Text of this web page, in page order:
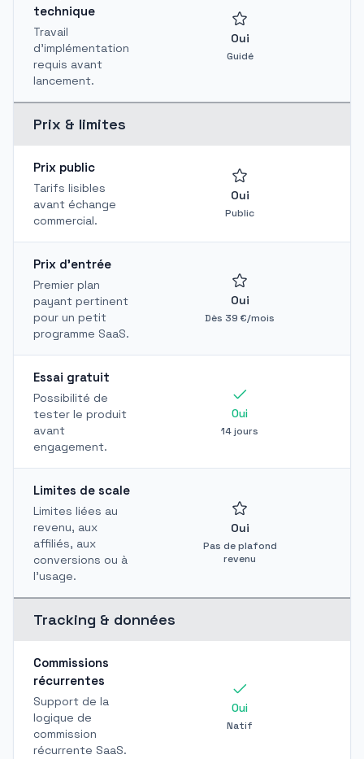
technique
Travail
d'implémentation
requis avant
lancement.
Oui
Guidé
Prix & limites
Prix public
Tarifs lisibles
avant échange
commercial.
Oui
Public
Prix d'entrée
Premier plan
payant pertinent
pour un petit
programme SaaS.
Oui
Dès 39 €/mois
Essai gratuit
Possibilité de
tester le produit
avant
engagement.
Oui
14 jours
Limites de scale
Limites liées au
revenu, aux
affiliés, aux
conversions ou à
l'usage.
Oui
Pas de plafond
revenu
Tracking & données
Commissions
récurrentes
Support de la
logique de
commission
récurrente SaaS.
Oui
Natif